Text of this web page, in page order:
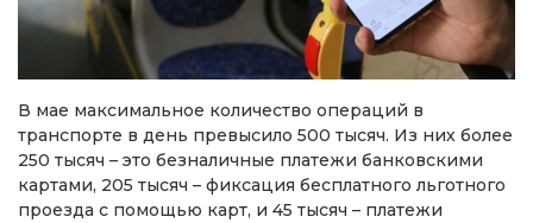
В мае максимальное количество операций в
транспорте в день превысило 500 тысяч. Из них более
250 тысяч – это безналичные платежи банковскими
картами, 205 тысяч – фиксация бесплатного льготного
проезда с помощью карт, и 45 тысяч – платежи